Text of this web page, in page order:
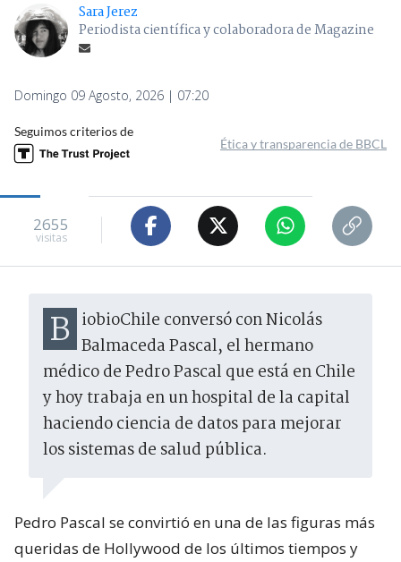
Sara Jerez
Periodista científica y colaboradora de Magazine
Domingo 09 Agosto, 2026 | 07:20
Seguimos criterios de
Ética y transparencia de BBCL
2655
visitas
BiobioChile conversó con Nicolás Balmaceda Pascal, el hermano
médico de Pedro Pascal que está en Chile
y hoy trabaja en un hospital de la capital
haciendo ciencia de datos para mejorar
los sistemas de salud pública.
Pedro Pascal se convirtió en una de las figuras más
queridas de Hollywood de los últimos tiempos y